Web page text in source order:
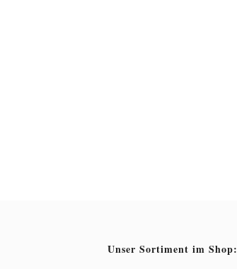
Unser Sortiment im Shop: